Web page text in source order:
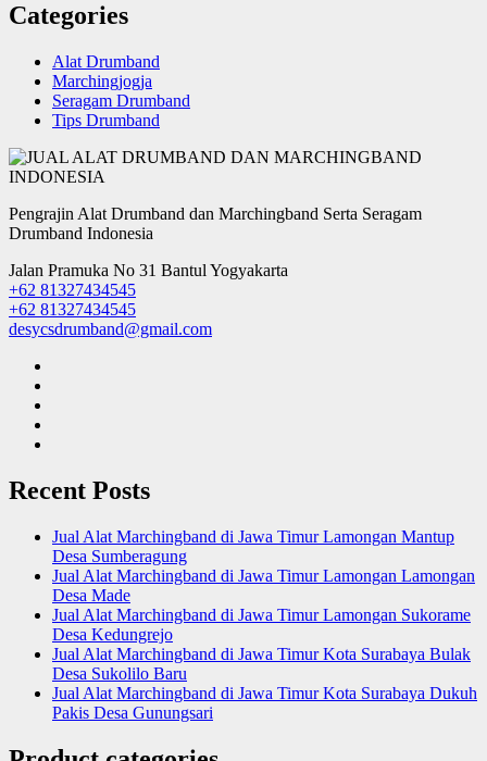
Categories
Alat Drumband
Marchingjogja
Seragam Drumband
Tips Drumband
Pengrajin Alat Drumband dan Marchingband Serta Seragam
Drumband Indonesia
Jalan Pramuka No 31 Bantul Yogyakarta
+62 81327434545
+62 81327434545
desycsdrumband@gmail.com
Recent Posts
Jual Alat Marchingband di Jawa Timur Lamongan Mantup
Desa Sumberagung
Jual Alat Marchingband di Jawa Timur Lamongan Lamongan
Desa Made
Jual Alat Marchingband di Jawa Timur Lamongan Sukorame
Desa Kedungrejo
Jual Alat Marchingband di Jawa Timur Kota Surabaya Bulak
Desa Sukolilo Baru
Jual Alat Marchingband di Jawa Timur Kota Surabaya Dukuh
Pakis Desa Gunungsari